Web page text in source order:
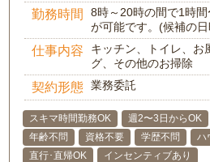
勤務時間
8時～20時の間で1時
が可能です。(候補の
仕事内容
キッチン、トイレ、お
グ、その他のお掃除
契約形態 業務委託
スキマ時間勤務OK 週2〜3日からOK
年齢不問
資格不要 学歴不問
ハ
直行･直帰OK
インセンティブあり